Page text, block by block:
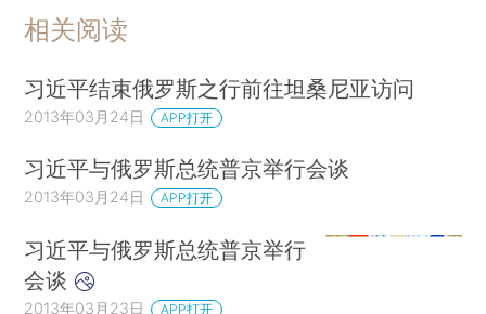
相关阅读
习近平结束俄罗斯之行前往坦桑尼亚访问
2013年03月24日 APP打开
习近平与俄罗斯总统普京举行会谈
2013年03月24日 APP打开
习近平与俄罗斯总统普京举行
会谈
2013年03月23日 APP打开